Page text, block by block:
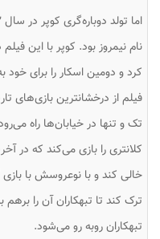
نام نیمروز بود. کوپر با این
کرد و دومین اسکار را برای خود
فیلم از درخشانترین
تک و تنها در خیابان‌ها راه
کلانتری را بازی می‌کند که در
خالی کند و با نوعروسش با
ترک کند تا تبهکاران آن را
تبهکاران روبه رو می‌شود.